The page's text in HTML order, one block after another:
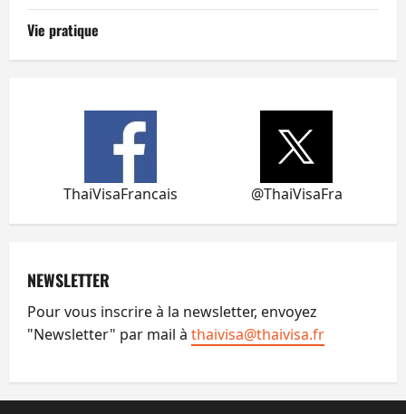
Vie pratique
ThaiVisaFrancais @ThaiVisaFra
NEWSLETTER
Pour vous inscrire à la newsletter, envoyez
"Newsletter" par mail à thaivisa@thaivisa.fr